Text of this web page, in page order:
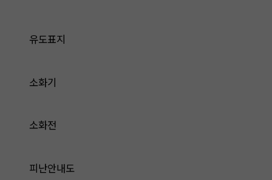
유도표지
소화기
소화전
피난안내도